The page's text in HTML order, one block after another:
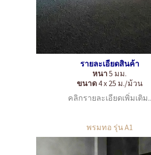
รายละเอียดสินค้า
หนา5 มม.
ขนาด4 x 25 ม./ม้วน
คลิกรายละเอียดเพิ่มเติม..
พรมทอ รุ่น A1